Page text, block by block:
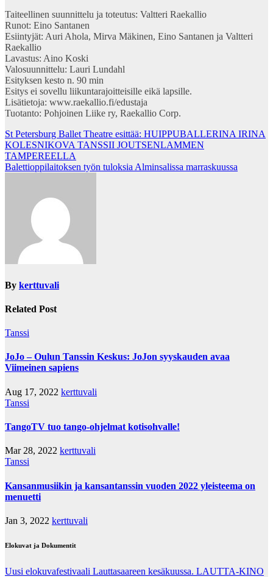
Taiteellinen suunnittelu ja toteutus: Valtteri Raekallio
Runot: Eino Santanen
Esiintyjät: Auri Ahola, Mirva Mäkinen, Eino Santanen ja Valtteri
Raekallio
Lavastus: Aino Koski
Valosuunnittelu: Lauri Lundahl
Esityksen kesto n. 90 min
Esitys ei sovellu liikuntarajoitteisille eikä lapsille.
Lisätietoja: www.raekallio.fi/edustaja
Tuotanto: Pohjoinen Liike ry, Raekallio Corp.
Post
navigation
St Petersburg Ballet Theatre esittää: HUIPPUBALLERINA IRINA
KOLESNIKOVA TANSSII JOUTSENLAMMEN
TAMPEREELLA
Balettioppilaitoksen työn tuloksia Alminsalissa marraskuussa
By kerttuvali
Related Post
Tanssi
JoJo – Oulun Tanssin Keskus: JoJon syyskauden avaa
Viimeinen sapiens
Aug 17, 2022 kerttuvali
Tanssi
TangoTV tuo tango-ohjelmat kotisohvalle!
Mar 28, 2022 kerttuvali
Tanssi
Kansanmusiikin ja kansantanssin vuoden 2022 yleisteema on
menuetti
Jan 3, 2022 kerttuvali
Elokuvat ja Dokumentit
Uusi elokuvafestivaali Lauttasaareen kesäkuussa. LAUTTA-KINO